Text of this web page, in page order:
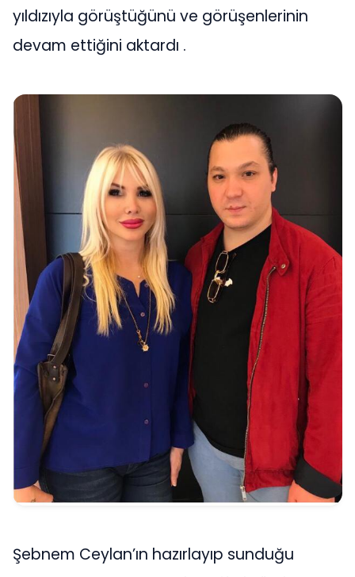
yıldızıyla görüştüğünü ve görüşenlerinin
devam ettiğini aktardı .
Şebnem Ceylan’ın hazırlayıp sunduğu